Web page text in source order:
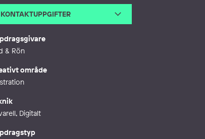
KONTAKTUPPGIFTER
Telefon
Webb
& Rön
område
Digitalt